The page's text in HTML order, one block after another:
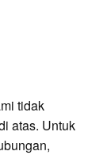
tidak
atas. Untuk